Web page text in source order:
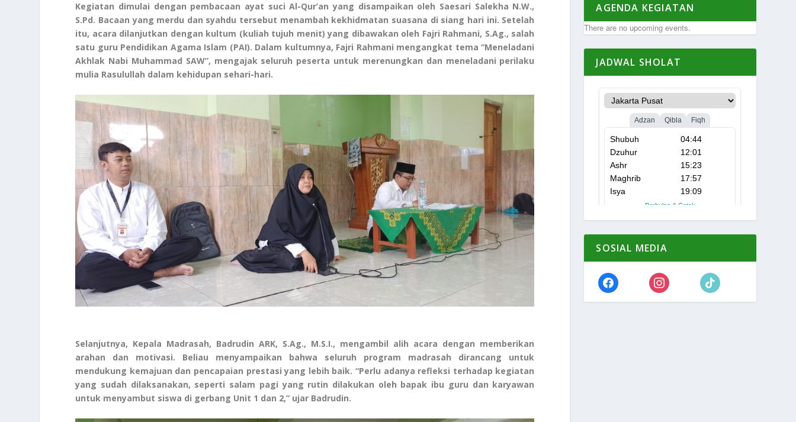
Kegiatan dimulai dengan pembacaan ayat suci Al-Qur’an yang disampaikan oleh Saesari Salekha N.W.,
S.Pd. Bacaan yang merdu dan syahdu tersebut menambah kekhidmatan suasana di siang hari ini. Setelah
itu, acara dilanjutkan dengan kultum (kuliah tujuh menit) yang dibawakan oleh Fajri Rahmani, S.Ag., salah
satu guru Pendidikan Agama Islam (PAI). Dalam kultumnya, Fajri Rahmani mengangkat tema “Meneladani
Akhlak Nabi Muhammad SAW”, mengajak seluruh peserta untuk merenungkan dan meneladani perilaku
mulia Rasulullah dalam kehidupan sehari-hari.
Selanjutnya, Kepala Madrasah, Badrudin ARK, S.Ag., M.S.I., mengambil alih acara dengan memberikan
arahan dan motivasi. Beliau menyampaikan bahwa seluruh program madrasah dirancang untuk
mendukung kemajuan dan pencapaian prestasi yang lebih baik. “Perlu adanya refleksi terhadap kegiatan
yang sudah dilaksanakan, seperti salam pagi yang rutin dilakukan oleh bapak ibu guru dan karyawan
untuk menyambut siswa di gerbang Unit 1 dan 2,” ujar Badrudin.
AGENDA KEGIATAN
There are no upcoming events.
JADWAL SHOLAT
SOSIAL MEDIA